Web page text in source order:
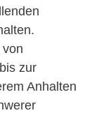
zur
Anhalten